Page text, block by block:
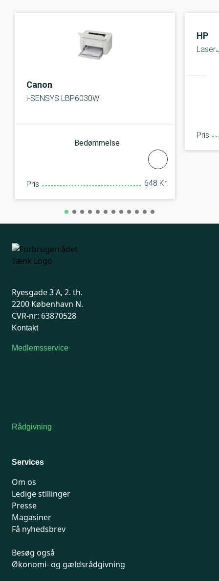
Canon
i-SENSYS LBP6030W
Bedømmelse
Pris 648 Kr.
HP
Pris
Ryesgade 3 A, 2. th.
2200 København N.
CVR-nr: 63870528
Kontakt
Medlemsservice
Rådgivning
Services
Om os
Ledige stillinger
Presse
Magasiner
Få nyhedsbrev
Besøg også
Økonomi- og gældsrådgivning